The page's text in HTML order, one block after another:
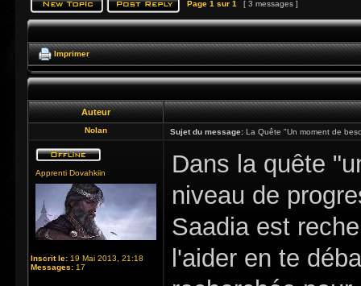
Page 1 sur 1 [ 3 messages ]
Imprimer
Auteur
Nolan Sujet du message: La Quête "Un moment de
Apprenti Dovahkiin
Inscrit le: 19 Mai 2013, 21:18
Messages: 17
Dans la quête
niveau de
Saadia est
l'aider en te